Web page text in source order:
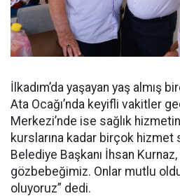
İlkadım’da yaşayan yaş almış
Ata Ocağı’nda keyifli vakitler
Merkezi’nde ise sağlık
kurslarına kadar birçok hizmet
Belediye Başkanı İhsan
gözbebeğimiz. Onlar mutlu
oluyoruz” dedi.